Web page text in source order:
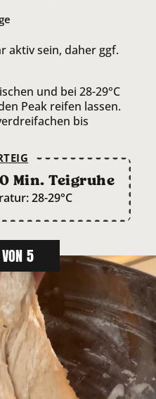
aktiv sein, daher ggf.
und bei 28-29°C
Peak reifen lassen.
bis
Min. Teigruhe
28-29°C
5